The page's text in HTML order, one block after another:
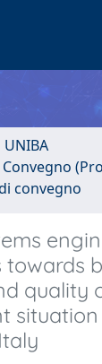
convegno
quality